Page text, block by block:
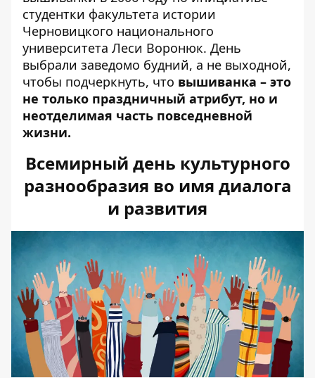
студентки факультета истории
Черновицкого национального
университета Леси Воронюк. День
выбрали заведомо будний, а не выходной,
чтобы подчеркнуть, что вышиванка – это
не только праздничный атрибут, но и
неотделимая часть повседневной
жизни.
Всемирный день культурного
разнообразия во имя диалога
и развития